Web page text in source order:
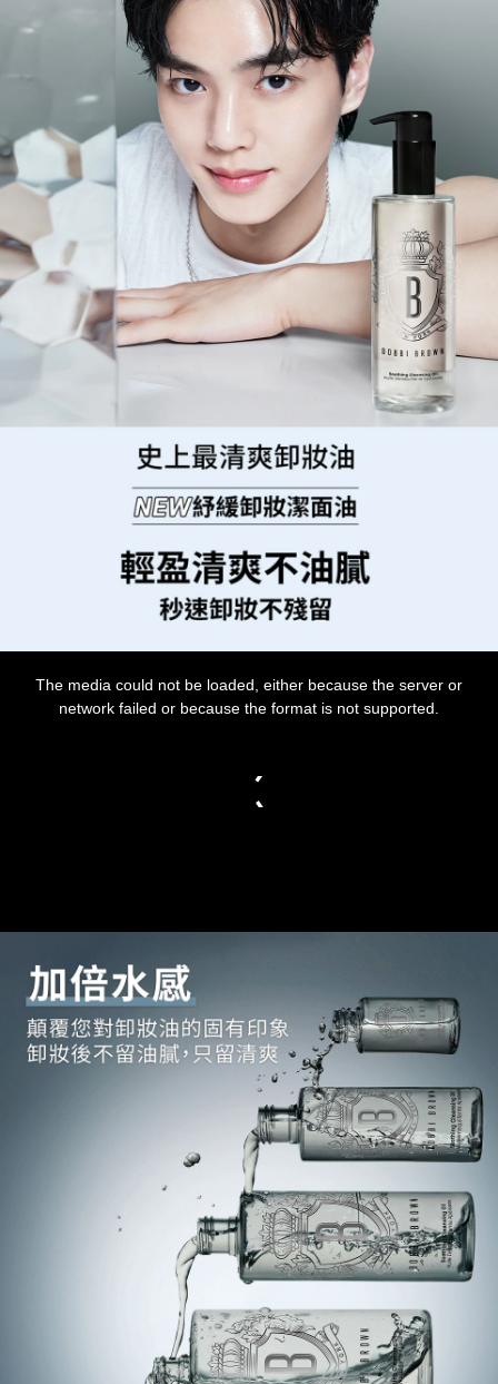
The media could not be loaded, either because the server or
network failed or because the format is not supported.